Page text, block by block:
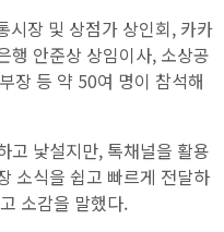
시장 및 상점가 상인회, 카카
행 안준상 상임이사, 소상공
장 등 약 50여 명이 참석해
고 낯설지만, 톡채널을 활용
소식을 쉽고 빠르게 전달하
소감을 말했다.